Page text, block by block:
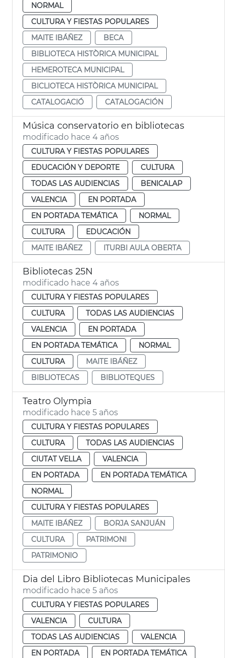
NORMAL
CULTURA Y FIESTAS POPULARES
MAITE IBÁÑEZ
BECA
BIBLIOTECA HISTÒRICA MUNICIPAL
HEMEROTECA MUNICIPAL
BICLIOTECA HISTÒRICA MUNICIPAL
CATALOGACIÓ
CATALOGACIÓN
Música conservatorio en bibliotecas
modificado hace 4 años
CULTURA Y FIESTAS POPULARES
EDUCACIÓN Y DEPORTE
CULTURA
TODAS LAS AUDIENCIAS
BENICALAP
VALENCIA
EN PORTADA
EN PORTADA TEMÁTICA
NORMAL
CULTURA
EDUCACIÓN
MAITE IBÁÑEZ
ITURBI AULA OBERTA
Bibliotecas 25N
modificado hace 4 años
CULTURA Y FIESTAS POPULARES
CULTURA
TODAS LAS AUDIENCIAS
VALENCIA
EN PORTADA
EN PORTADA TEMÁTICA
NORMAL
CULTURA
MAITE IBÁÑEZ
BIBLIOTECAS
BIBLIOTEQUES
Teatro Olympia
modificado hace 5 años
CULTURA Y FIESTAS POPULARES
CULTURA
TODAS LAS AUDIENCIAS
CIUTAT VELLA
VALENCIA
EN PORTADA
EN PORTADA TEMÁTICA
NORMAL
CULTURA Y FIESTAS POPULARES
MAITE IBÁÑEZ
BORJA SANJUÁN
CULTURA
PATRIMONI
PATRIMONIO
Dia del Libro Bibliotecas Municipales
modificado hace 5 años
CULTURA Y FIESTAS POPULARES
VALENCIA
CULTURA
TODAS LAS AUDIENCIAS
VALENCIA
EN PORTADA
EN PORTADA TEMÁTICA